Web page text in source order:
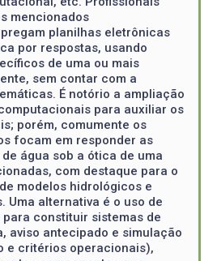
mencionados
planilhas eletrônicas
por respostas, usando
de uma ou mais
sem contar com a
É notório a ampliação
para auxiliar os
porém, comumente os
focam em responder as
água sob a ótica de uma
com destaque para o
modelos hidrológicos e
Uma alternativa é o uso de
constituir sistemas de
aviso antecipado e simulação
e critérios operacionais),